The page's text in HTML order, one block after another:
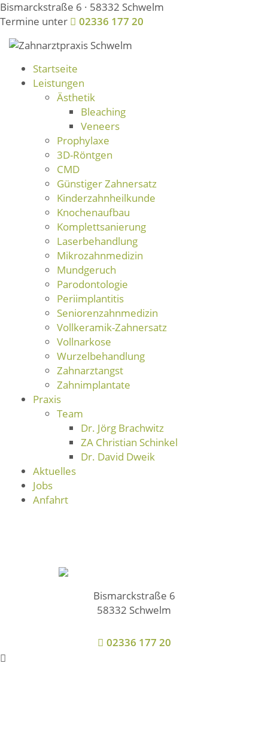
Bismarckstraße 6 · 58332 Schwelm
Termine unter
02336 177 20
Startseite
Leistungen
Ästhetik
Bleaching
Veneers
Prophylaxe
3D-Röntgen
CMD
Günstiger Zahnersatz
Kinderzahnheilkunde
Knochenaufbau
Komplettsanierung
Laserbehandlung
Mikrozahnmedizin
Mundgeruch
Parodontologie
Periimplantitis
Seniorenzahnmedizin
Vollkeramik-Zahnersatz
Vollnarkose
Wurzelbehandlung
Zahnarztangst
Zahnimplantate
Praxis
Team
Dr. Jörg Brachwitz
ZA Christian Schinkel
Dr. David Dweik
Aktuelles
Jobs
Anfahrt
Bismarckstraße 6
58332 Schwelm
02336 177 20